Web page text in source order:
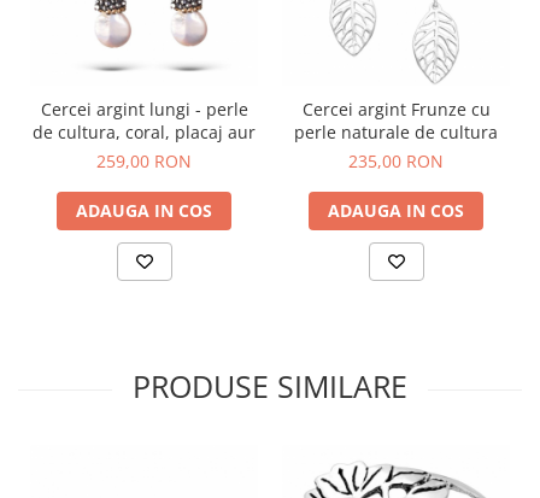
Cercei argint lungi - perle
de cultura, coral, placaj aur
259,00 RON
ADAUGA IN COS
Cercei argint Frunze cu
perle naturale de cultura
235,00 RON
ADAUGA IN COS
PRODUSE SIMILARE